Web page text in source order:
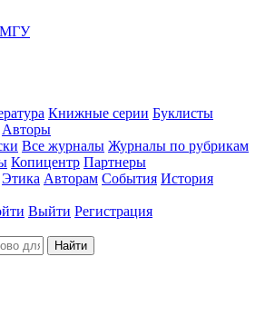
МГУ
Книжные серии Буклисты
Авторы
Все журналы Журналы по рубрикам
Копицентр Партнеры
Этика Авторам События История
Выйти Регистрация
Найти